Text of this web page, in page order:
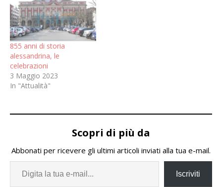
855 anni di storia
alessandrina, le
celebrazioni
3 Maggio 2023
In "Attualità"
Scopri di più da
Abbonati per ricevere gli ultimi articoli inviati alla tua e-mail.
Iscriviti